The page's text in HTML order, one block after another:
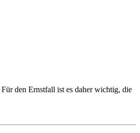
den Ernstfall ist es daher wichtig, die